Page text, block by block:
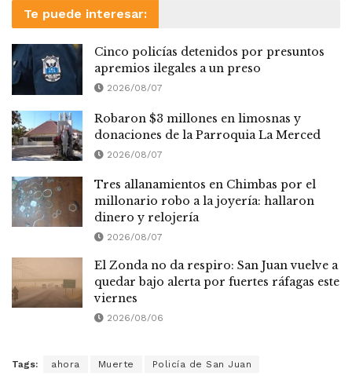
Te puede interesar:
Cinco policías detenidos por presuntos
apremios ilegales a un preso
2026/08/07
Robaron $3 millones en limosnas y
donaciones de la Parroquia La Merced
2026/08/07
Tres allanamientos en Chimbas por el
millonario robo a la joyería: hallaron
dinero y relojería
2026/08/07
El Zonda no da respiro: San Juan vuelve a
quedar bajo alerta por fuertes ráfagas este
viernes
2026/08/06
Tags: ahora Muerte Policía de San Juan